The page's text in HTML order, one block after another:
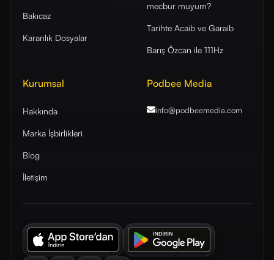
Bakıcaz
Karanlık Dosyalar
mecbur muyum?
Tarihte Acaib ve Garaib
Barış Özcan ile 111Hz
Kurumsal
Hakkında
Marka İşbirlikleri
Blog
İletişim
Podbee Media
info@podbeemedia.com